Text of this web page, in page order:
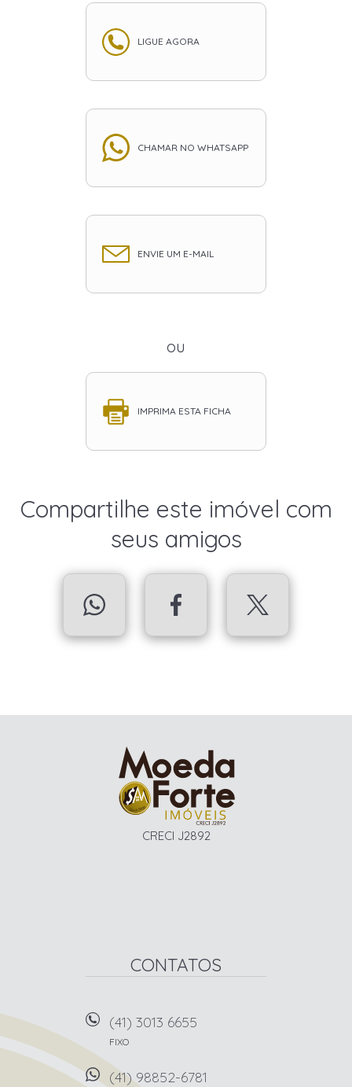
LIGUE AGORA
CHAMAR NO WHATSAPP
ENVIE UM E-MAIL
ou
IMPRIMA ESTA FICHA
Compartilhe este imóvel com
seus amigos
CRECI J2892
CONTATOS
(41) 3013 6655
FIXO
(41) 98852-6781